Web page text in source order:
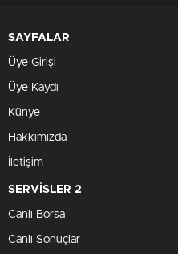
SAYFALAR
Üye Girişi
Üye Kaydı
Künye
Hakkımızda
İletişim
SERVİSLER 2
Canlı Borsa
Canlı Sonuçlar